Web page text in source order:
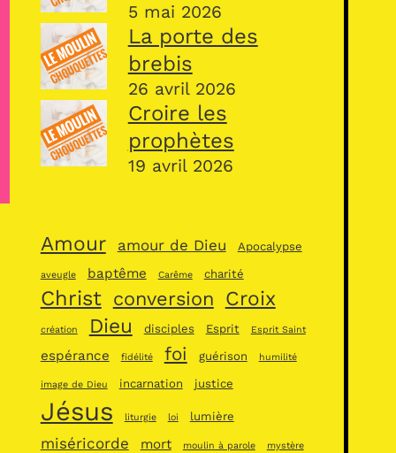
5 mai 2026
La porte des
brebis
26 avril 2026
Croire les
prophètes
19 avril 2026
Amour amour de Dieu Apocalypse
aveugle baptême Carême charité
Christ conversion Croix
création Dieu disciples Esprit Esprit Saint
espérance fidélité foi guérison humilité
image de Dieu incarnation justice
Jésus liturgie loi lumière
miséricorde mort moulin à parole mystère